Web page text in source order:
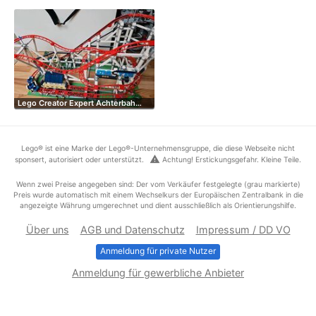
Lego Creator Expert Achterbah…
Lego® ist eine Marke der Lego®-Unternehmensgruppe, die diese Webseite nicht
sponsert, autorisiert oder unterstützt.
warning Achtung! Erstickungsgefahr. Kleine Teile.
Wenn zwei Preise angegeben sind: Der vom Verkäufer festgelegte (grau markierte)
Preis wurde automatisch mit einem Wechselkurs der Europäischen Zentralbank in die
angezeigte Währung umgerechnet und dient ausschließlich als Orientierungshilfe.
Über uns AGB und Datenschutz Impressum / DD VO
Anmeldung für private Nutzer
Anmeldung für gewerbliche Anbieter